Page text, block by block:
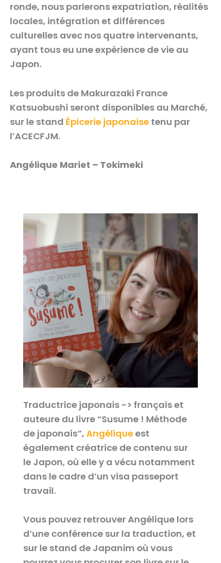
ronde, nous parlerons expatriation, réalités
locales, intégration et différences
culturelles avec nos quatre intervenants,
ayant tous eu une expérience de vie au
Japon.
Les produits de Makurazaki France
Katsuobushi seront disponibles au Marché,
sur le stand Épicerie japonaise tenu par
l’ACECFJM.
Angélique Mariet – Tokimeki
Traductrice japonais -> français et
auteure du livre “Susume ! Méthode
de japonais”,Angéliqueest
également créatrice de contenu sur
le Japon, où elle y a vécu notamment
dans le cadre d’un visa passeport
travail.
Vous pouvez retrouver Angélique lors
d’une conférence sur la traduction, et
sur le stand de Japanim où vous